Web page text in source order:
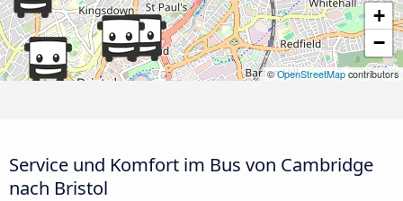
+
−
©OpenStreetMap contributors
Service und Komfort im Bus von Cambridge
nach Bristol